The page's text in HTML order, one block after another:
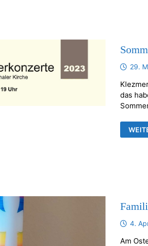
29.
das
UND
4.
Am